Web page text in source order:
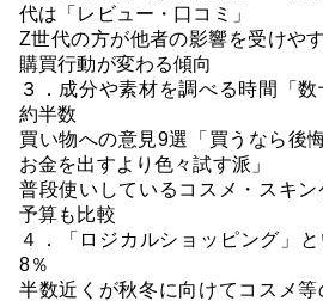
代は「レビュー・口コミ」
Z世代の方が他者の影響を受けや
購買行動が変わる傾向
３．成分や素材を調べる時間「
約半数
買い物への意見9選「買うなら後
お金を出すより色々試す派」
普段使いしているコスメ・スキ
予算も比較
４．「ロジカルショッピング」
8％
半数近くが秋冬に向けてコスメ等